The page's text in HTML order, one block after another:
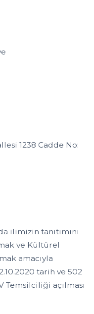
1238 Cadde No:
ilimizin tanıtımını
ve Kültürel
amacıyla
tarih ve 502
Temsilciliği açılması